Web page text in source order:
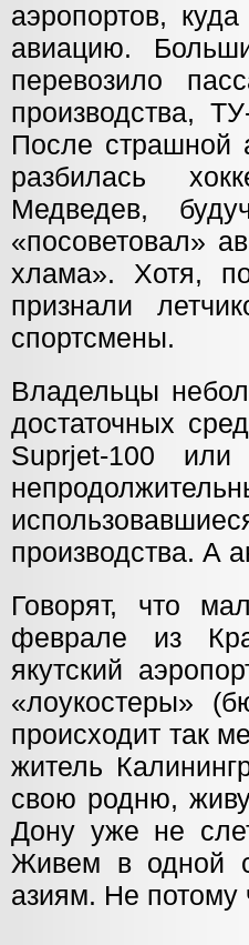
аэропортов,
авиацию.
перевозило
производства,
После страшной
разбилась
Медведев,
«посоветовал»
хлама». Хотя,
признали
спортсмены.
Владельцы
достаточных
Suprjet-100
производства. А
Говорят, что
феврале из
якутский
«лоукостеры»
происходит так
житель
свою родню,
Дону уже не
Живем в одной
азиям. Не потому